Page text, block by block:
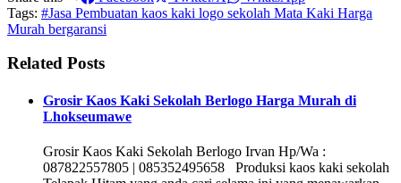
Tags: #Jasa Pembuatan kaos kaki logo sekolah Mata Kaki Harga
Murah bergaransi
Related Posts
Grosir Kaos Kaki Sekolah Berlogo Harga Murah di
Lhokseumawe
Grosir Kaos Kaki Sekolah Berlogo Irvan Hp/Wa :
087822557805 | 085352495658 Produksi kaos kaki sekolah